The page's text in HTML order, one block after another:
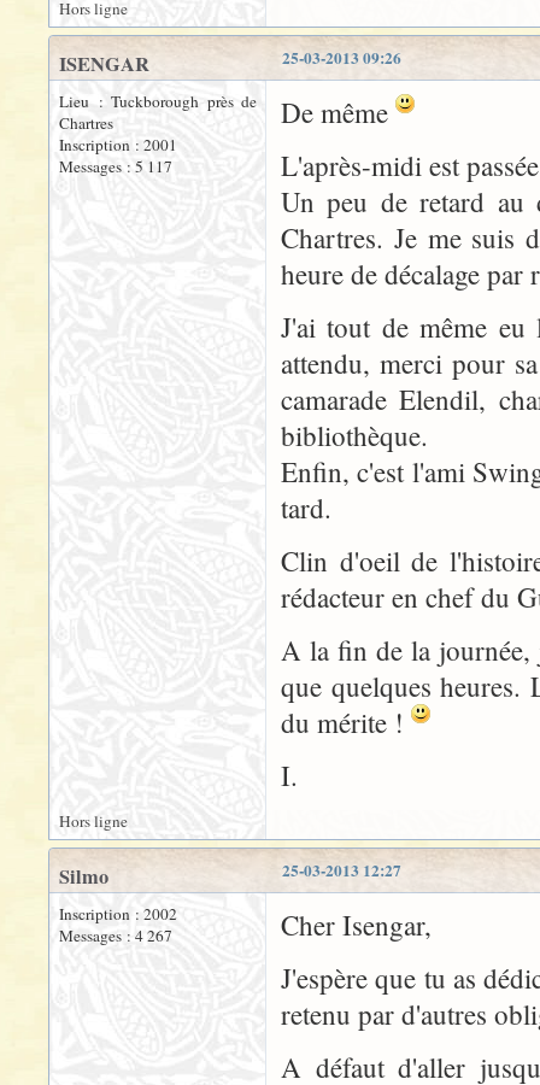
Hors ligne
25-03-2013 09:26
ISENGAR
Lieu : Tuckborough près de
Chartres
Inscription : 2001
Messages : 5 117
De même
L'après-midi est
Un peu de retard au
Chartres. Je me suis
heure de décalage
J'ai tout de même
attendu, merci pour
camarade Elendil,
bibliothèque.
Enfin, c'est l'ami
tard.
Clin d'oeil de
rédacteur en chef du
A la fin de la journée,
que quelques heures.
du mérite !
I.
Hors ligne
25-03-2013 12:27
Silmo
Inscription : 2002
Messages : 4 267
Cher Isengar,
J'espère que tu as
retenu par d'autres
A défaut d'aller